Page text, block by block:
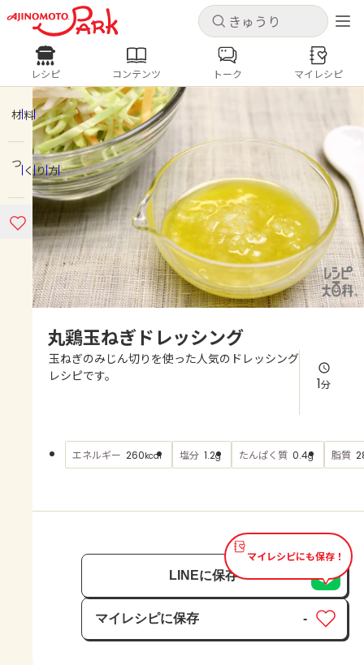
キャンセル
ログインするとレシピを保存できます
ログイン
ホーム
コンテンツ
レシピ
よくあるお問い合わせ
AJINOMOTO PARK とは
キャンセル
レシピ コンテンツ
人気の食材・レシピ
きゅうり なす トマト
とうもろこし
ピーマン
みょうが ゴーヤ
レシピ コンテンツ トーク マイレシピ
材料
つくり方
丸鶏玉ねぎドレッシング
玉ねぎのみじん切りを使った人気のドレッシング
レシピです。
1分
エネルギー 260kcal 塩分 1.2g たんぱく質 0.4g 脂質
マイレシピにも保存！
LINEに保存
マイレシピに保存
保存済み
-